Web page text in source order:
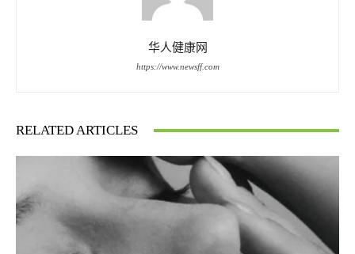
华人健康网
https://www.newsff.com
RELATED ARTICLES